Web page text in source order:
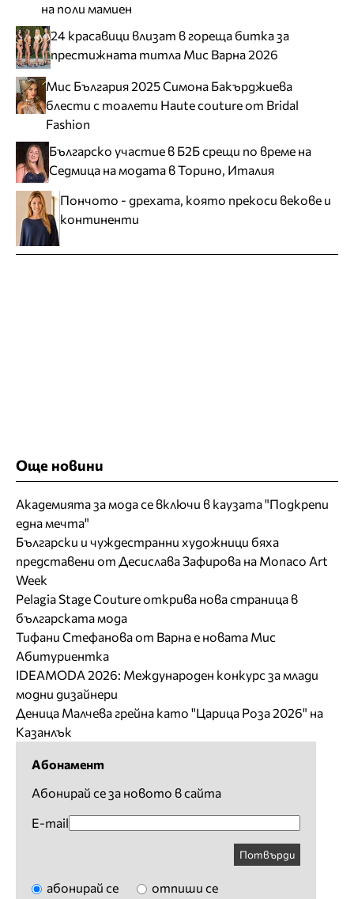
на поли мамиен
24 красавици влизат в гореща битка за
престижната титла Мис Варна 2026
Мис България 2025 Симона Бакърджиева
блести с тоалети Haute couture от Bridal
Fashion
Българско участие в Б2Б срещи по време на
Седмица на модата в Торино, Италия
Пончото - дрехата, която прекоси векове и
континенти
Още новини
Академията за мода се включи в каузата "Подкрепи
една мечта"
Български и чуждестранни художници бяха
представени от Десислава Зафирова на Monaco Art
Week
Pelagia Stage Couture открива нова страница в
българската мода
Тифани Стефанова от Варна е новата Мис
Абитуриентка
IDEAMODA 2026: Международен конкурс за млади
модни дизайнери
Деница Малчева грейна като "Царица Роза 2026" на
Казанлък
Абонамент
Абонирай се за новото в сайта
E-mail
Потвърди
абонирай се отпиши се